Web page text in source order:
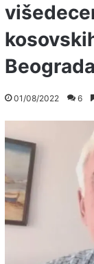
Beograda
01/08/2022 6